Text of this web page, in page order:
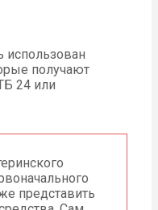
использован
получают
24 или
представить